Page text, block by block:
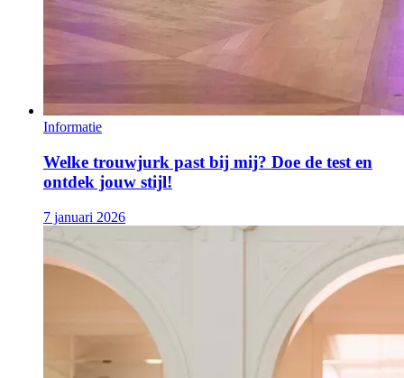
Informatie
Welke trouwjurk past bij mij? Doe de test en
ontdek jouw stijl!
7 januari 2026